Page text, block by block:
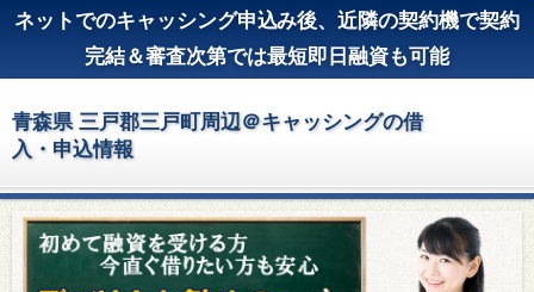
ネットでのキャッシング申込み後、近隣の契約機で契約
完結＆審査次第では最短即日融資も可能
青森県 三戸郡三戸町周辺＠キャッシングの借
入・申込情報